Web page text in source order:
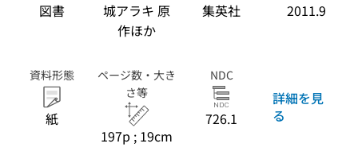
図書
城アラキ 原
作ほか
集英社 2011.9
資料形態
紙
ページ数・大き
さ等
197p ; 19cm
NDC
726.1
詳細を見
る